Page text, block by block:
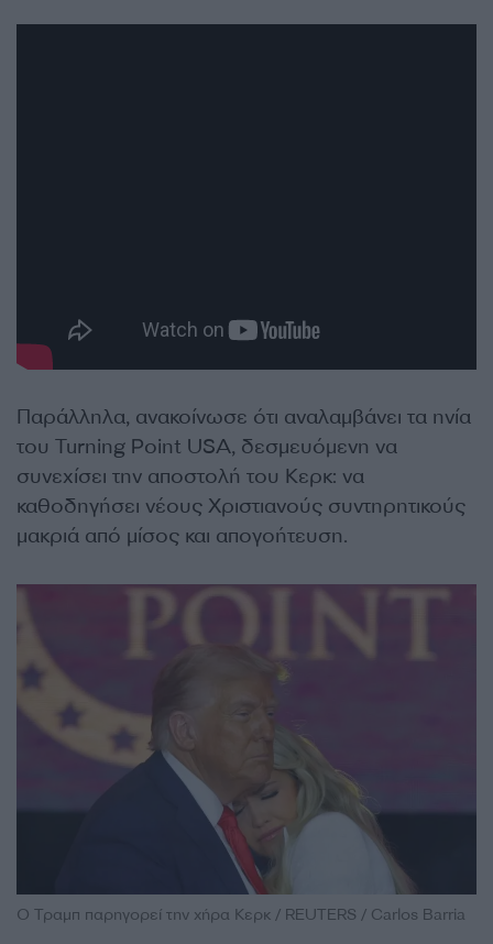
Παράλληλα, ανακοίνωσε ότι αναλαμβάνει τα ηνία
του Turning Point USA, δεσμευόμενη να
συνεχίσει την αποστολή του Κερκ: να
καθοδηγήσει νέους Χριστιανούς συντηρητικούς
μακριά από μίσος και απογοήτευση.
Ο Τραμπ παρηγορεί την χήρα Κερκ / REUTERS / Carlos Barria